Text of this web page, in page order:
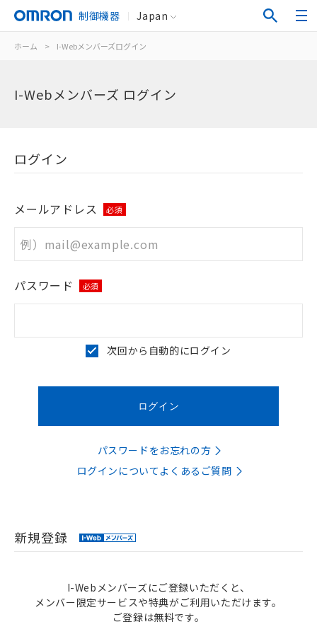
制御機器 Japan
ホーム > I-Webメンバーズログイン
I-Webメンバーズ ログイン
ログイン
メールアドレス 必須
パスワード 必須
次回から自動的にログイン
パスワードをお忘れの方
ログインについてよくあるご質問
新規登録
I-Webメンバーズにご登録いただくと、
メンバー限定サービスや特典がご利用いただけます。
ご登録は無料です。